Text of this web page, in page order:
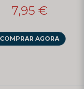
7,95 €
COMPRAR AGORA